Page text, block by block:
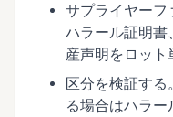
サプライヤーフ
ハラール証明書
産声明をロット
区分を検証する
る場合はハラ